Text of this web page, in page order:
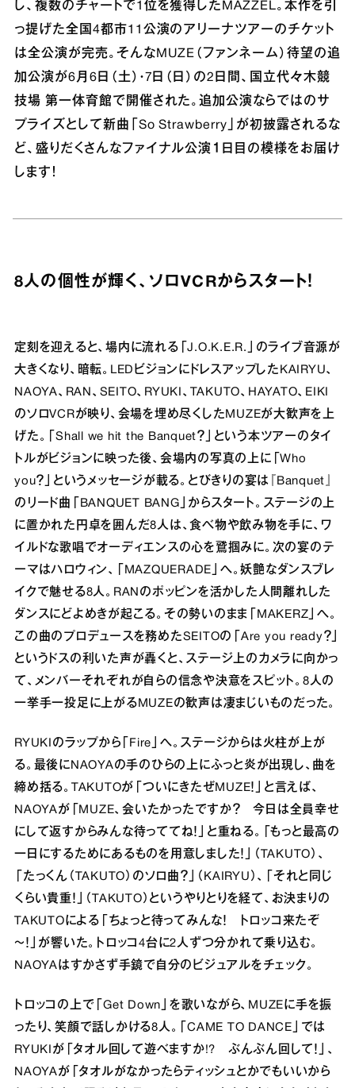
し、複数のチャートで1位を獲得したMAZZEL。本作を引
っ提げた全国4都市11公演のアリーナツアーのチケット
は全公演が完売。そんなMUZE（ファンネーム）待望の追
加公演が6月6日（土）・7日（日）の2日間、国立代々木競
技場 第一体育館で開催された。追加公演ならではのサ
プライズとして新曲「So Strawberry」が初披露されるな
ど、盛りだくさんなファイナル公演１日目の模様をお届け
します！
8人の個性が輝く、ソロVCRからスタート！
定刻を迎えると、場内に流れる「J.O.K.E.R.」のライブ音源が
大きくなり、暗転。LEDビジョンにドレスアップしたKAIRYU、
NAOYA、RAN、SEITO、RYUKI、TAKUTO、HAYATO、EIKI
のソロVCRが映り、会場を埋め尽くしたMUZEが大歓声を上
げた。「Shall we hit the Banquet？」という本ツアーのタイ
トルがビジョンに映った後、会場内の写真の上に「Who
you？」というメッセージが載る。とびきりの宴は『Banquet』
のリード曲「BANQUET BANG」からスタート。ステージの上
に置かれた円卓を囲んだ8人は、食べ物や飲み物を手に、ワ
イルドな歌唱でオーディエンスの心を鷲掴みに。次の宴のテ
ーマはハロウィン、「MAZQUERADE」へ。妖艶なダンスブレ
イクで魅せる8人。RANのポッピンを活かした人間離れした
ダンスにどよめきが起こる。その勢いのまま「MAKERZ」へ。
この曲のプロデュースを務めたSEITOの「Are you ready？」
というドスの利いた声が轟くと、ステージ上のカメラに向かっ
て、メンバーそれぞれが自らの信念や決意をスピット。8人の
一挙手一投足に上がるMUZEの歓声は凄まじいものだった。
RYUKIのラップから「Fire」へ。ステージからは火柱が上が
る。最後にNAOYAの手のひらの上にふっと炎が出現し、曲を
締め括る。TAKUTOが「ついにきたぜMUZE！」と言えば、
NAOYAが「MUZE、会いたかったですか？ 今日は全員幸せ
にして返すからみんな待っててね！」と重ねる。「もっと最高の
一日にするためにあるものを用意しました！」（TAKUTO）、
「たっくん（TAKUTO）のソロ曲？」（KAIRYU）、「それと同じ
くらい貴重！」（TAKUTO）というやりとりを経て、お決まりの
TAKUTOによる「ちょっと待ってみんな！ トロッコ来たぞ
～！」が響いた。トロッコ4台に2人ずつ分かれて乗り込む。
NAOYAはすかさず手鏡で自分のビジュアルをチェック。
トロッコの上で「Get Down」を歌いながら、MUZEに手を振
ったり、笑顔で話しかける8人。「CAME TO DANCE」では
RYUKIが「タオル回して遊べますか!? ぶんぶん回して！」、
NAOYAが「タオルがなかったらティッシュとかでもいいから